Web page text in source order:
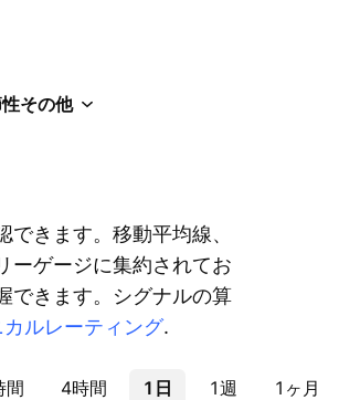
その他
きます。移動平均線、
ーゲージに集約されてお
できます。シグナルの算
カルレーティング.
間 4時間 1日 1週 1ヶ月